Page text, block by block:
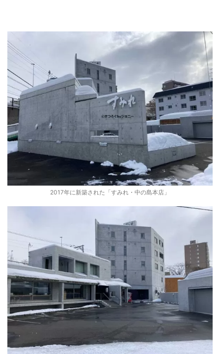
2017年に新築された「すみれ・中の島本店」